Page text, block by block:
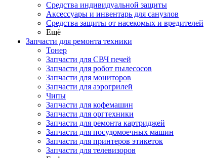
Средства индивидуальной защиты
Аксессуары и инвентарь для санузлов
Средства защиты от насекомых и вредителей
Ещё
Запчасти для ремонта техники
Тонер
Запчасти для СВЧ печей
Запчасти для робот пылесосов
Запчасти для мониторов
Запчасти для аэрогрилей
Чипы
Запчасти для кофемашин
Запчасти для оргтехники
Запчасти для ремонта картриджей
Запчасти для посудомоечных машин
Запчасти для принтеров этикеток
Запчасти для телевизоров